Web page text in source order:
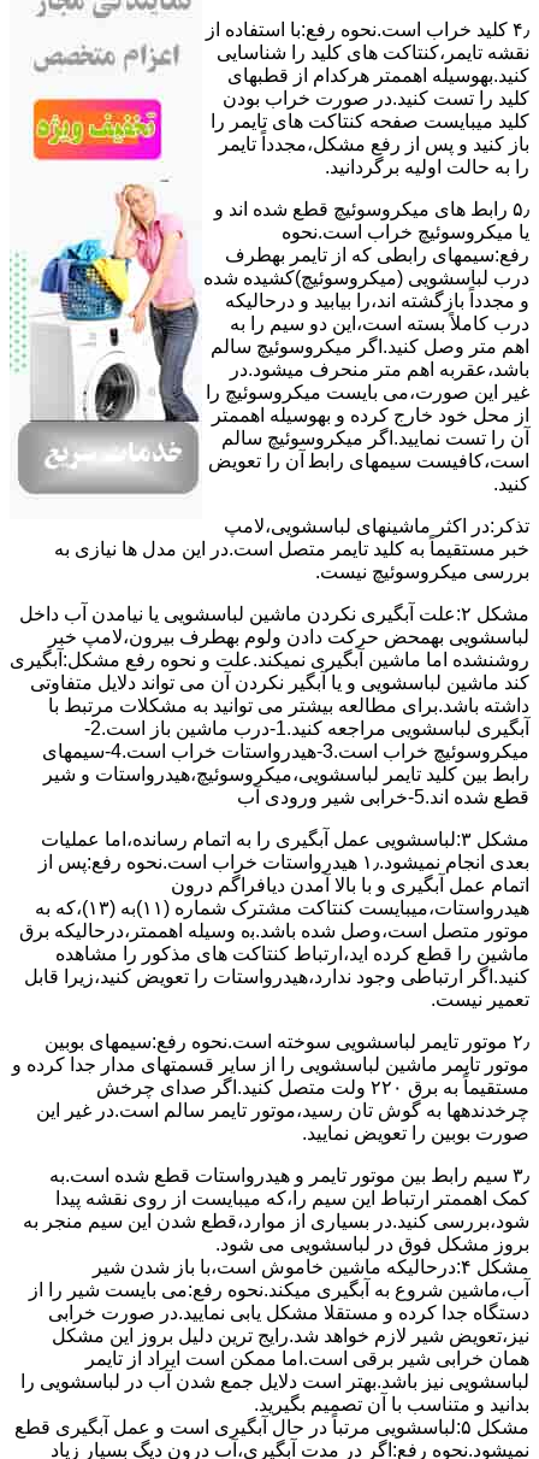
۴٫ ﮐﻠﯿﺪ ﺧﺮاب اﺳﺖ.نحوه رفع:ﺑﺎ اﺳﺘﻔﺎده از
ﻧﻘﺸﻪ ﺗﺎﯾﻤﺮ،ﮐﻨﺘﺎﮐﺖ ﻫﺎی ﮐﻠﯿﺪ را ﺷﻨﺎﺳﺎﯾﯽ
کنید.بهوسیله اهممتر هرکدام از قطبهای
ﮐﻠﯿﺪ را ﺗﺴﺖ ﮐﻨﯿﺪ.در ﺻﻮرت ﺧﺮاب ﺑﻮدن
ﮐﻠﯿﺪ میبایست ﺻﻔﺤﻪ ﮐﻨﺘﺎﮐﺖ ﻫﺎی ﺗﺎﯾﻤﺮ را
باز کنید و ﭘﺲ از رﻓﻊ مشکل،مجدداً ﺗﺎﯾﻤﺮ
را به حالت اوﻟﯿﻪ برگردانید.
۵٫ رابط های ﻣﯿﮑﺮوﺳﻮﺋﯿﭻ ﻗﻄﻊ شده اند و
ﯾﺎ ﻣﯿﮑﺮوﺳﻮﺋﯿﭻ ﺧﺮاب اﺳﺖ.نحوه
رفع:سیمهای راﺑﻄﯽ ﮐﻪ از ﺗﺎﯾﻤﺮ بهطرف
درب لباسشویی (ﻣﯿﮑﺮوﺳﻮﺋﯿﭻ)کشیده شده
و مجدداً بازگشته اند،را ﺑﯿﺎﺑﯿﺪ و درحالیکه
درب کاملاً ﺑﺴﺘﻪ اﺳﺖ،اﯾﻦ دو ﺳﯿﻢ را ﺑﻪ
اﻫﻢ ﻣﺘﺮ وصل کنید.اﮔﺮ ﻣﯿﮑﺮوﺳﻮﺋﯿﭻ ﺳﺎﻟﻢ
ﺑﺎﺷﺪ،ﻋﻘﺮﺑﻪ اهم متر ﻣﻨﺤﺮف میشود.در
ﻏﯿﺮ اﯾﻦ ﺻﻮرت،می بایست ﻣﯿﮑﺮوﺳﻮﺋﯿﭻ را
از ﻣﺤﻞ خود ﺧﺎرج کرده و بهوسیله اهممتر
آن را ﺗﺴﺖ ﻧﻤﺎﯾﯿﺪ.اﮔﺮ ﻣﯿﮑﺮوﺳﻮﺋﯿﭻ ﺳﺎﻟﻢ
اﺳﺖ،ﮐﺎﻓﯿﺴﺖ سیمهای راﺑﻄ آن را ﺗﻌﻮﯾﺾ
کنید.
ﺗﺬﮐﺮ:در اﮐﺜﺮ ماشینهای لباسشویی،ﻻﻣﭗ
ﺧﺒﺮ مستقیماً ﺑﻪ ﮐﻠﯿﺪ ﺗﺎﯾﻤﺮ ﻣﺘﺼﻞ اﺳﺖ.در اﯾﻦ مدل ها ﻧﯿﺎزی ﺑﻪ
بررسی ﻣﯿﮑﺮوﺳﻮﺋﯿﭻ نیست.
مشکل ۲:علت آبگیری نکردن ماشین لباسشویی یا نیامدن آب داخل
لباسشویی بهمحض ﺣﺮﮐﺖ دادن وﻟﻮم بهطرف ﺑﯿﺮون،ﻻﻣﭗ ﺧﺒﺮ
روشنشده اﻣﺎ ﻣﺎﺷﯿﻦ آﺑﮕﯿﺮی نمیکند.ﻋﻠﺖ و نحوه رﻓﻊ مشکل:آبگیری
کند ماشین لباسشویی و یا آبگیر نکردن آن می تواند دلایل متفاوتی
داشته باشد.برای مطالعه بیشتر می توانید به مشکلات مرتبط با
آبگیری لباسشویی مراجعه کنید.1-درب ﻣﺎﺷﯿﻦ ﺑﺎز اﺳﺖ.2-
ﻣﯿﮑﺮوﺳﻮﺋﯿﭻ ﺧﺮاب اﺳﺖ.3-ﻫﯿﺪرواﺳﺘﺎت ﺧﺮاب اﺳﺖ.4-سیمهای
راﺑﻂ ﺑﯿﻦ ﮐﻠﯿﺪ ﺗﺎﯾﻤﺮ لباسشویی،ﻣﯿﮑﺮوﺳﻮﺋﯿﭻ،ﻫﯿﺪرواﺳﺘﺎت و ﺷﯿﺮ
ﻗﻄﻊ ﺷﺪه اند.5-خرابی شیر ورودی آب
مشکل ۳:لباسشویی ﻋﻤﻞ آﺑﮕﯿﺮی را ﺑﻪ اﺗﻤﺎم رﺳﺎﻧﺪه،اﻣﺎ ﻋﻤﻠﯿﺎت
ﺑﻌﺪی اﻧﺠﺎم نمیشود.۱٫ ﻫﯿﺪرواﺳﺘﺎت ﺧﺮاب اﺳﺖ.نحوه رﻓﻊ:ﭘﺲ از
اﺗﻤﺎم عمل آﺑﮕﯿﺮی و ﺑﺎ ﺑﺎﻻ آﻣﺪن دﯾﺎﻓﺮاﮔﻢ درون
ﻫﯿﺪرواﺳﺘﺎت،میبایست ﮐﻨﺘﺎﮐﺖ ﻣﺸﺘﺮک شماره (۱۱)به (۱۳)،ﮐﻪ ﺑﻪ
ﻣﻮﺗﻮر ﻣﺘﺼﻞ اﺳﺖ،وﺻﻞ ﺷﺪه ﺑﺎﺷﺪ.ﺑه وسیله اهممتر،درحالیکه ﺑﺮق
ﻣﺎﺷﯿﻦ را ﻗﻄﻊ کرده اید،ارﺗﺒﺎط ﮐﻨﺘﺎﮐﺖ ﻫﺎی ﻣﺬﮐﻮر را ﻣﺸﺎﻫﺪه
کنید.اﮔﺮ ارﺗﺒﺎطی وجود ندارد،ﻫﯿﺪرواﺳﺘﺎت را ﺗﻌﻮﯾﺾ ﮐﻨﯿﺪ،زﯾﺮا قابل
ﺗﻌﻤﯿﺮ نیست.
۲٫ ﻣﻮﺗﻮر ﺗﺎﯾﻤﺮ لباسشویی ﺳﻮﺧﺘﻪ اﺳﺖ.نحوه رﻓﻊ:سیمهای ﺑﻮﺑﯿﻦ
ﻣﻮﺗﻮر ﺗﺎﯾﻤﺮ ماشین لباسشویی را از ﺳﺎﯾﺮ قسمتهای ﻣﺪار ﺟﺪا کرده و
مستقیماً ﺑﻪ برق ۲۲۰ وﻟﺖ ﻣﺘﺼﻞ کنید.اﮔﺮ ﺻﺪای ﭼﺮﺧﺶ
چرخدندهها به گوش تان رﺳﯿﺪ،ﻣﻮﺗﻮر ﺗﺎﯾﻤﺮ ﺳﺎﻟﻢ اﺳﺖ.در ﻏﯿﺮ اﯾﻦ
ﺻﻮرت ﺑﻮﺑﯿﻦ را ﺗﻌﻮﯾﺾ ﻧﻤﺎﯾﯿﺪ.
۳٫ ﺳﯿﻢ راﺑﻂ ﺑﯿﻦ ﻣﻮﺗﻮر ﺗﺎﯾﻤﺮ و ﻫﯿﺪرواﺳﺘﺎت ﻗﻄﻊ ﺷﺪه اﺳﺖ.به
کمک اهممتر ارﺗﺒﺎط اﯾﻦ ﺳﯿﻢ را،ﮐﻪ میبایست از روی ﻧﻘﺸﻪ ﭘﯿﺪا
ﺷﻮد،بررسی ﮐﻨﯿﺪ.در ﺑﺴﯿﺎری از موارد،ﻗﻄﻊ ﺷﺪن اﯾﻦ ﺳﯿﻢ ﻣﻨﺠﺮ ﺑﻪ
ﺑﺮوز مشکل ﻓﻮق در لباسشویی می شود.
مشکل ۴:درحالیکه ﻣﺎﺷﯿﻦ ﺧﺎﻣﻮش اﺳﺖ،ﺑﺎ ﺑﺎز ﺷﺪن ﺷﯿﺮ
آب،ﻣﺎﺷﯿﻦ ﺷﺮوع ﺑﻪ آﺑﮕﯿﺮی میکند.نحوه رﻓﻊ:می بایست ﺷﯿﺮ را از
دستگاه جدا کرده و مستقلا مشکل یابی نمایید.در صورت خرابی
نیز،تعویض شیر لازم خواهد شد.رایج ترین دلیل بروز این مشکل
همان خرابی شیر برقی است.اما ممکن است ایراد از تایمر
لباسشویی نیز باشد.بهتر است دلایل جمع شدن آب در لباسشویی را
بدانید و متناسب با آن تصمیم بگیرید.
مشکل ۵:لباسشویی مرتباً در ﺣﺎل آﺑﮕﯿﺮی اﺳﺖ و ﻋﻤﻞ آﺑﮕﯿﺮی ﻗﻄﻊ
نمیشود.نحوه رﻓﻊ:اﮔﺮ در ﻣﺪت آﺑﮕﯿﺮی،آب درون دﯾﮓ ﺑﺴﯿﺎر زﯾﺎد